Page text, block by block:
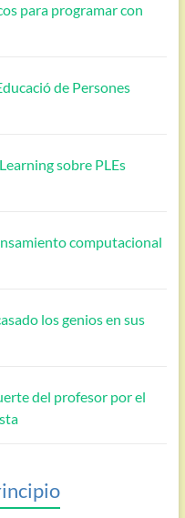
para programar con
de Persones
sobre PLEs
computacional
los genios en sus
del profesor por el